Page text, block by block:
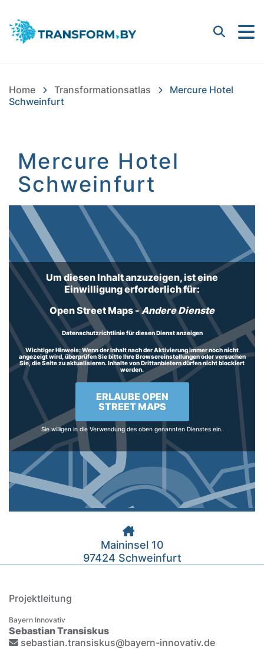
Bayern Innovativ GmbH
Suchen
Home Transformationsatlas
Mercure Hotel
Schweinfurt
Mercure Hotel
Schweinfurt
Inhalt
Um diesen Inhalt anzuzeigen, ist eine
Einwilligung erforderlich für:
Open Street Maps -Andere Dienste
Datenschutzrichtlinie für diesen Dienst anzeigen
Wichtiger Hinweis:Wenn der Inhalt nach der Aktivierung immer noch nicht
angezeigt wird, überprüfen Sie bitte Ihre Browsereinstellungen oder versuchen
Sie, die Seite zu aktualisieren. Inhalte von Drittanbietern dürfen nicht blockiert
werden.
ERLAUBE OPEN
STREET MAPS
Sie willigen in die Verwendung des oben genannten Dienstes ein.
Maininsel 10
97424 Schweinfurt
Projektleitung
Bayern Innovativ
Sebastian Transiskus
sebastian.transiskus@bayern-innovativ.de